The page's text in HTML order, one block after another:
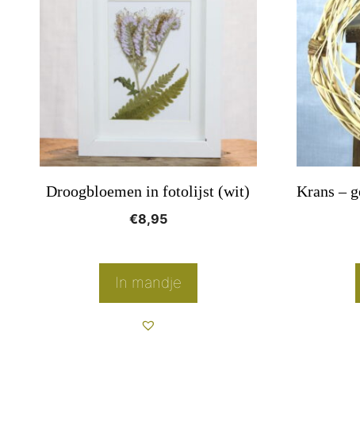
Droogbloemen in fotolijst (wit)
€8,95
In mandje
gekozen
op
Krans –